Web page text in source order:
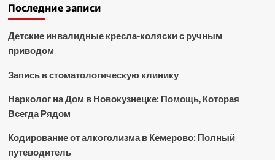
Последние записи
Детские инвалидные кресла-коляски с ручным
приводом
Запись в стоматологическую клинику
Нарколог на Дом в Новокузнецке: Помощь, Которая
Всегда Рядом
Кодирование от алкоголизма в Кемерово: Полный
путеводитель